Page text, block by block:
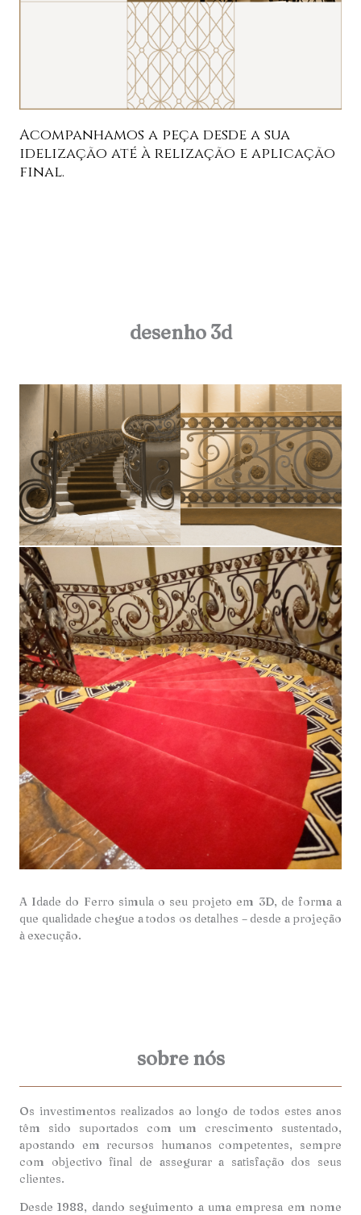
Acompanhamos a peça desde a sua
idelização até à relização e aplicação
final.
A Idade do Ferro simula o seu projeto em 3D, de forma a
que qualidade chegue a todos os detalhes – desde a projeção
à execução.
desenho 3d
sobre nós
Os investimentos realizados ao longo de todos estes anos
têm sido suportados com um crescimento sustentado,
apostando em recursos humanos competentes, sempre
com objectivo final de assegurar a satisfação dos seus
clientes.
Desde 1988, dando seguimento a uma empresa em nome